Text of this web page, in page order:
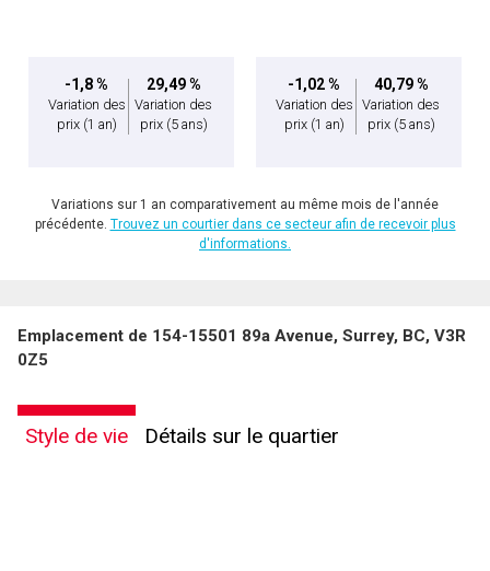
-1,8 %
Variation des
prix (1 an)
29,49 %
Variation des
prix (5 ans)
-1,02 %
Variation des
prix (1 an)
40,79 %
Variation des
prix (5 ans)
Variations sur 1 an comparativement au même mois de l'année
précédente. Trouvez un courtier dans ce secteur afin de recevoir plus
d'informations.
Emplacement de 154-15501 89a Avenue, Surrey, BC, V3R
0Z5
Style de vie Détails sur le quartier